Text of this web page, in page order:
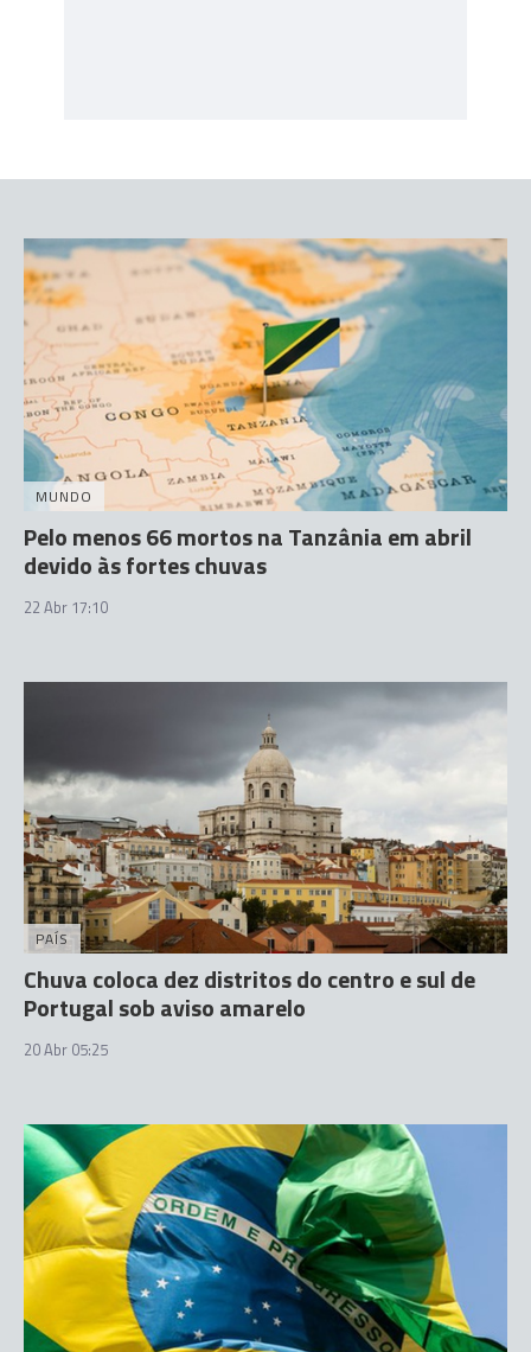
MUNDO
Pelo menos 66 mortos na Tanzânia em abril
devido às fortes chuvas
22 Abr 17:10
PAÍS
Chuva coloca dez distritos do centro e sul de
Portugal sob aviso amarelo
20 Abr 05:25